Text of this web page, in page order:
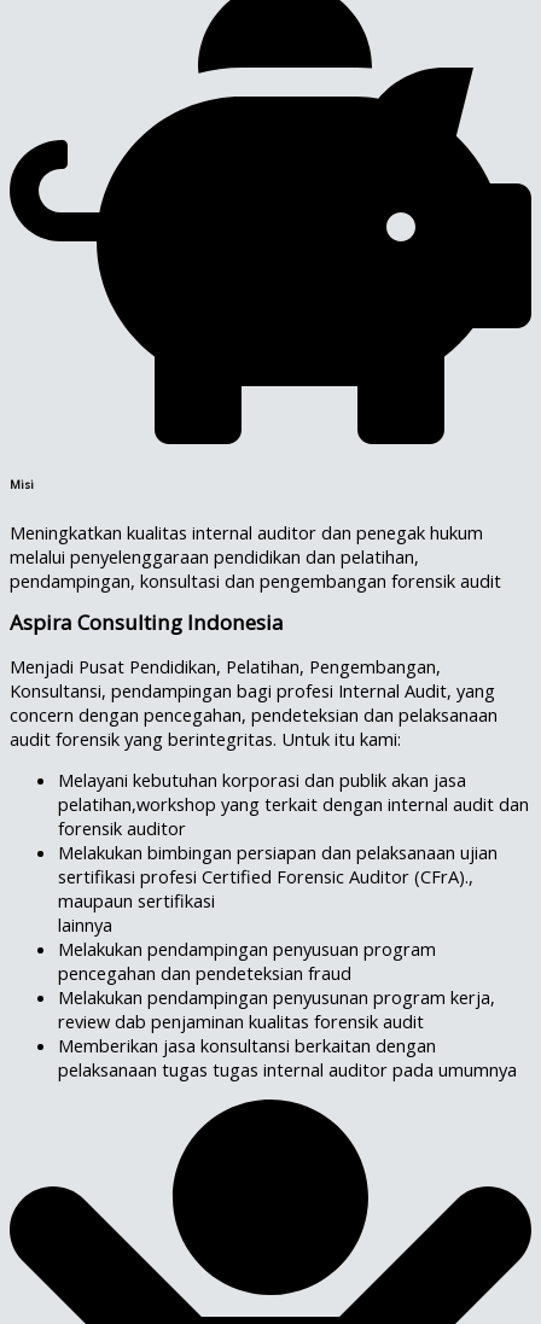
Misi
Meningkatkan kualitas internal auditor dan penegak hukum
melalui penyelenggaraan pendidikan dan pelatihan,
pendampingan, konsultasi dan pengembangan forensik audit
Aspira Consulting Indonesia
Menjadi Pusat Pendidikan, Pelatihan, Pengembangan,
Konsultansi, pendampingan bagi profesi Internal Audit, yang
concern dengan pencegahan, pendeteksian dan pelaksanaan
audit forensik yang berintegritas. Untuk itu kami:
Melayani kebutuhan korporasi dan publik akan jasa
pelatihan,workshop yang terkait dengan internal audit dan
forensik auditor
Melakukan bimbingan persiapan dan pelaksanaan ujian
sertifikasi profesi Certified Forensic Auditor (CFrA).,
maupaun sertifikasi
lainnya
Melakukan pendampingan penyusuan program
pencegahan dan pendeteksian fraud
Melakukan pendampingan penyusunan program kerja,
review dab penjaminan kualitas forensik audit
Memberikan jasa konsultansi berkaitan dengan
pelaksanaan tugas tugas internal auditor pada umumnya